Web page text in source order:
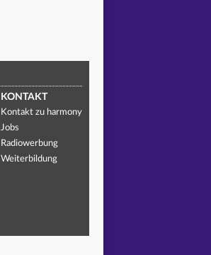
KONTAKT
Kontakt zu harmony
Jobs
Radiowerbung
Weiterbildung